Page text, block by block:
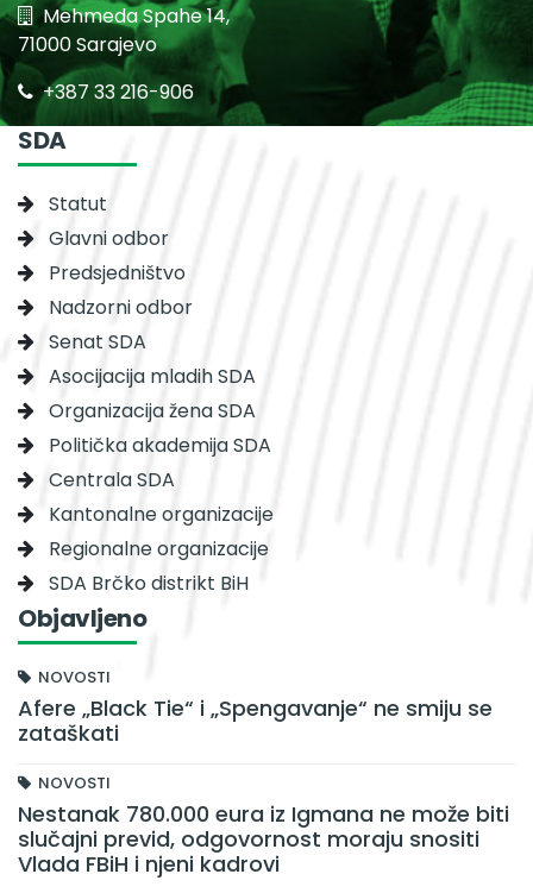
Mehmeda Spahe 14,
71000 Sarajevo
+387 33 216-906
SDA
Statut
Glavni odbor
Predsjedništvo
Nadzorni odbor
Senat SDA
Asocijacija mladih SDA
Organizacija žena SDA
Politička akademija SDA
Centrala SDA
Kantonalne organizacije
Regionalne organizacije
SDA Brčko distrikt BiH
Objavljeno
NOVOSTI
Afere „Black Tie“ i „Spengavanje“ ne smiju se
zataškati
NOVOSTI
Nestanak 780.000 eura iz Igmana ne može biti
slučajni previd, odgovornost moraju snositi
Vlada FBiH i njeni kadrovi